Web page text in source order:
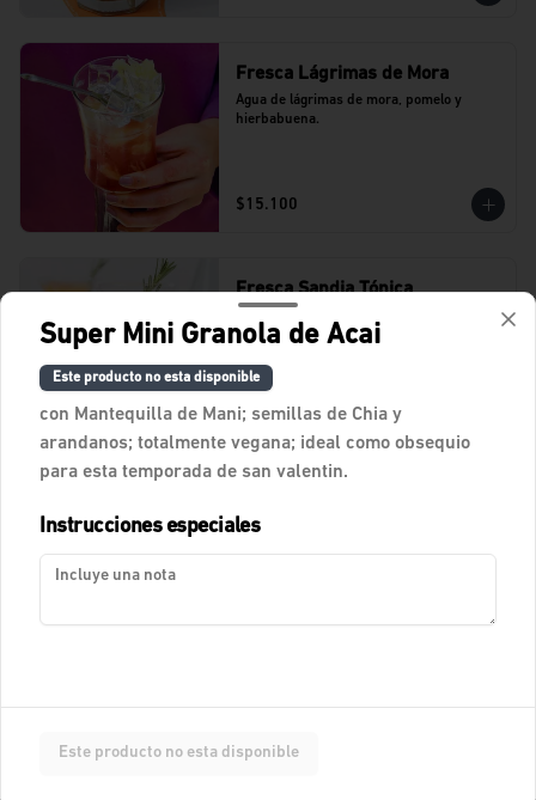
Fresca Lágrimas de Mora
Agua de lágrimas de mora, pomelo y
hierbabuena.
$15.100
Fresca Sandia Tónica
felices de naranja y romero.
$11.400
Agua de tamarindo.
Fresca con Lychees, fresas y toques
cítricos.
Super Mini Granola de Acai
Este producto no esta disponible
con Mantequilla de Mani; semillas de Chia y
arandanos; totalmente vegana; ideal como obsequio
para esta temporada de san valentin.
Instrucciones especiales
Este producto no esta disponible